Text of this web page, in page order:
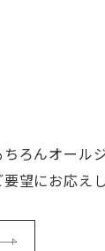
ろんオール
望にお応えし